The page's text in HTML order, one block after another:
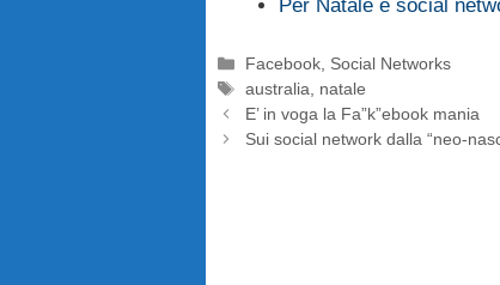
Per Natale è social
Categorie
Facebook, Social Networks
Tag
australia, natale
E’ in voga la Fa”k”ebook mania
Sui social network dalla “neo-